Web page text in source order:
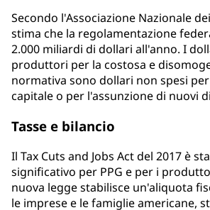
Secondo l'Associazione Nazionale
stima che la regolamentazione
2.000 miliardi di dollari all'anno. I
produttori per la costosa e
normativa sono dollari non spesi
capitale o per l'assunzione di nuovi
Tasse e bilancio
Il Tax Cuts and Jobs Act del 2017 è
significativo per PPG e per i
nuova legge stabilisce un'aliquota
le imprese e le famiglie americane,